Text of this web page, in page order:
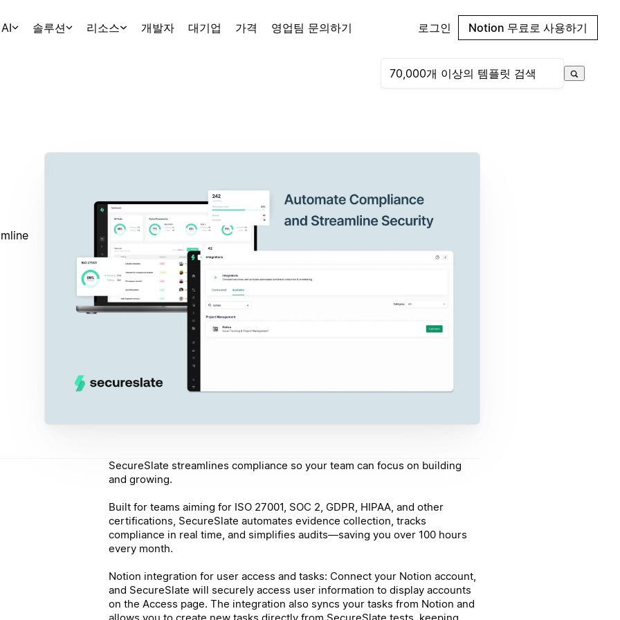
AI 솔루션 리소스 개발자 대기업 가격 영업팀 문의하기 로그인 Notion 무료로 사용하기
SecureSlate streamlines compliance so your team can focus on building
and growing.
Built for teams aiming for ISO 27001, SOC 2, GDPR, HIPAA, and other
certifications, SecureSlate automates evidence collection, tracks
compliance in real time, and simplifies audits—saving you over 100 hours
every month.
Notion integration for user access and tasks: Connect your Notion account,
and SecureSlate will securely access user information to display accounts
on the Access page. The integration also syncs your tasks from Notion and